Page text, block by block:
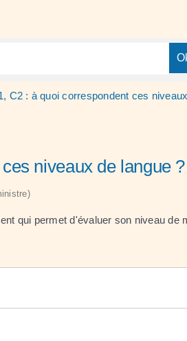
C2 : à quoi correspondent ces
niveaux de langue ?
qui permet d'évaluer son niveau de